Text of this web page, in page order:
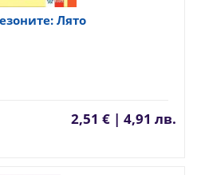
Лято
2,51 € | 4,91 лв.